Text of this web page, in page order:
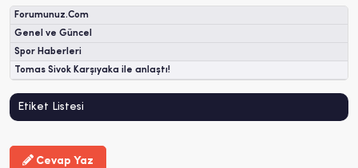
Forumunuz.Com
Genel ve Güncel
Spor Haberleri
Tomas Sivok Karşıyaka ile anlaştı!
Etiket Listesi
Cevap Yaz